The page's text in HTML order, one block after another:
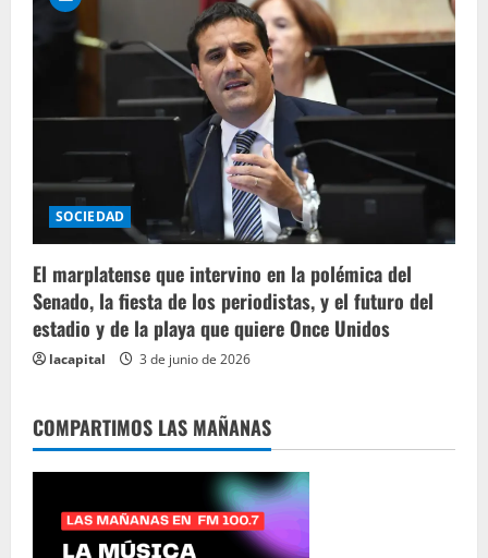
SOCIEDAD
El marplatense que intervino en la polémica del
Senado, la fiesta de los periodistas, y el futuro del
estadio y de la playa que quiere Once Unidos
lacapital 3 de junio de 2026
COMPARTIMOS LAS MAÑANAS